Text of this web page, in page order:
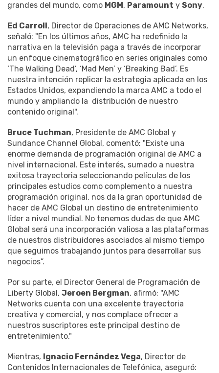
grandes del mundo, como MGM, Paramount y Sony.
Ed Carroll, Director de Operaciones de AMC Networks,
señaló: "En los últimos años, AMC ha redefinido la
narrativa en la televisión paga a través de incorporar
un enfoque cinematográfico en series originales como
‘The Walking Dead’, ‘Mad Men’ y ‘Breaking Bad’. Es
nuestra intención replicar la estrategia aplicada en los
Estados Unidos, expandiendo la marca AMC a todo el
mundo y ampliando la distribución de nuestro
contenido original".
Bruce Tuchman, Presidente de AMC Global y
Sundance Channel Global, comentó: "Existe una
enorme demanda de programación original de AMC a
nivel internacional. Este interés, sumado a nuestra
exitosa trayectoria seleccionando películas de los
principales estudios como complemento a nuestra
programación original, nos da la gran oportunidad de
hacer de AMC Global un destino de entretenimiento
líder a nivel mundial. No tenemos dudas de que AMC
Global será una incorporación valiosa a las plataformas
de nuestros distribuidores asociados al mismo tiempo
que seguimos trabajando juntos para desarrollar sus
negocios”.
Por su parte, el Director General de Programación de
Liberty Global, Jeroen Bergman, afirmó: "AMC
Networks cuenta con una excelente trayectoria
creativa y comercial, y nos complace ofrecer a
nuestros suscriptores este principal destino de
entretenimiento."
Mientras, Ignacio Fernández Vega, Director de
Contenidos Internacionales de Telefónica, aseguró: